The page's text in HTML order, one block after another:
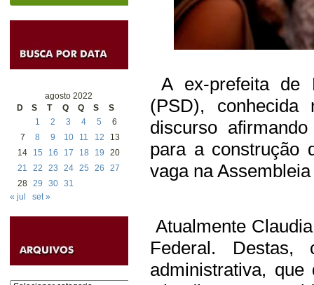
agosto 2022
D
S T Q Q S
S
1
2 3 4 5
6
7
8 9 10 11 12
13
14
15 16 17 18 19
20
21
22 23 24 25 26
27
28 29 30 31
« jul
set »
A ex-prefeita de
(PSD), conhecida
discurso
para a construção
vaga na
Atualmente
Federal. Destas,
administrativa,